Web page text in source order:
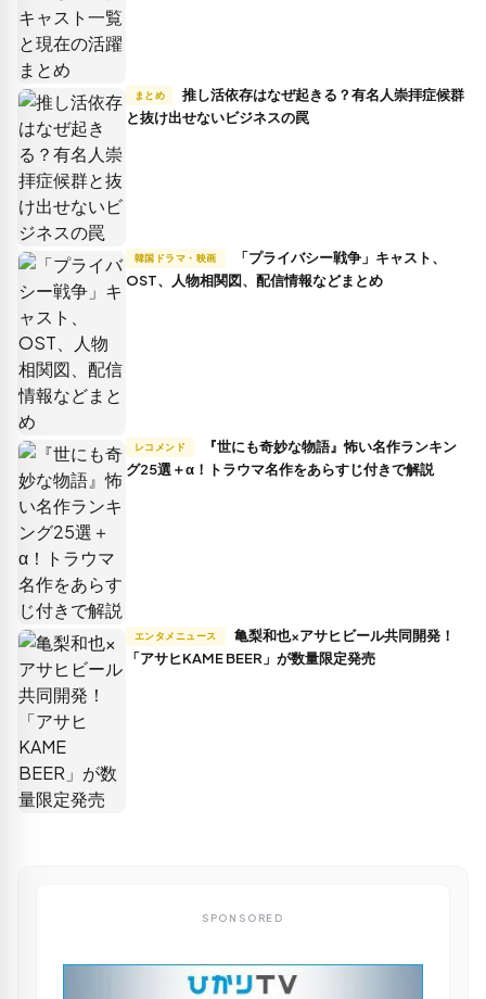
まとめ
推し活依存はなぜ起きる？有名人崇拝症候群
と抜け出せないビジネスの罠
韓国ドラマ・映画
OST、人物相関図、配信情報などまとめ
レコメンド
グ25選＋α！トラウマ名作をあらすじ付きで解説
エンタメニュース
「アサヒKAME BEER」が数量限定発売
SPONSORED